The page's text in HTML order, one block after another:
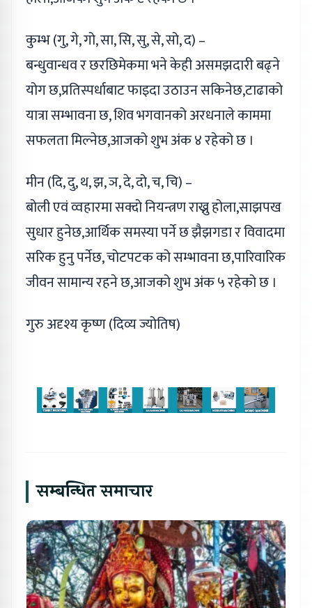
कुम्भ (गु, गे, गो, सा, सि, सु, से, सो, द) –
बन्धुवान्धव र छरछिमेकमा भने केही असमझदारी बढ्ने
योग छ,प्रतिस्पर्धाबाट फाइदा उठाउन सकिनेछ,टाढाको
यात्रा सम्भावना छ, शिव भगवानको अरधनाले काममा
सफलता मिल्नेछ,आजको शुभ अंक ४ रहेको छ ।
मीन (दि, दु, थ, झ, ञ, दे, दो, च, चि) –
बोली एवं व्वहारमा सक्दो नियन्त्रण राख्नु होला,साझपख
सुधार हुनेछ,आर्थिक समस्या पर्ने छ झैझगडा र विवादमा
सरिक हुनु पर्नेछ, चोटपटक को सम्भावना छ,पारिवारिक
जीवन सामान्य रहने छ,आजको शुभ अंक ५ रहेको छ ।
गुरु अदृश्य कृष्ण (दिव्य ज्योतिष)
सम्बन्धित समाचार